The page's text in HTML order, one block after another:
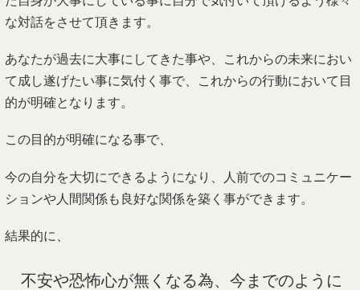
な対話をさせて頂きます。
あなたが過去に大事にしてきた事や、これからの未来におい
て成し遂げたい事に気付く事で、これからの行動において目
的が明確となります。
この目的が明確になる事で、
今の自分を大切にできるようになり、人前でのコミュニケー
ションや人間関係も良好な関係を築く事ができます。
結果的に、
不安や恐怖心が無くなる為、今までのように